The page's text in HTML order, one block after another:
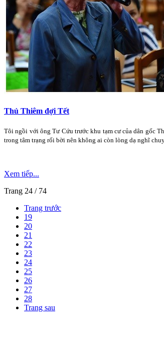
Thủ Thiêm đợi Tết
Tôi ngồi với ông Tư Cứu trước khu tạm cư của dân gốc
trong tâm trạng rối bời nên không ai còn lòng dạ nghĩ
Xem tiếp...
Trang 24 / 74
Trang trước
19
20
21
22
23
24
25
26
27
28
Trang sau